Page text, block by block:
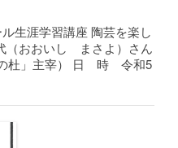
生涯学習講座 陶芸を楽し
おいし まさよ）さん
主宰） 日 時 令和5